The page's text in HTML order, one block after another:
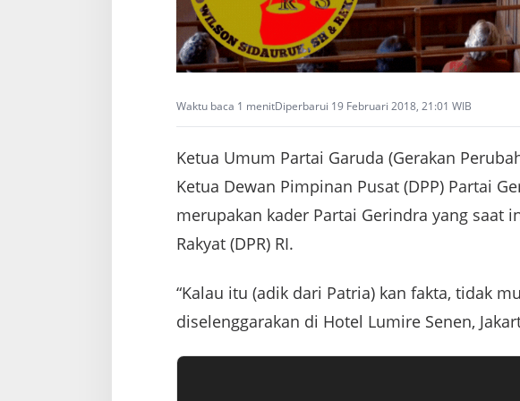
Waktu baca 1 menitDiperbarui 19 Februari 2018, 21:01 WIB
Ketua Umum Partai Garuda (Gerakan
Ketua Dewan Pimpinan Pusat (DPP) Partai
merupakan kader Partai Gerindra yang saat
Rakyat (DPR) RI.
“Kalau itu (adik dari Patria) kan fakta, tidak
diselenggarakan di Hotel Lumire Senen,